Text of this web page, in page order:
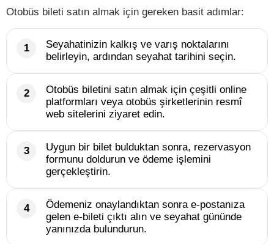
Otobüs bileti satın almak için gereken basit adımlar:
Seyahatinizin kalkış ve varış noktalarını
belirleyin, ardından seyahat tarihini seçin.
Otobüs biletini satın almak için çeşitli online
platformları veya otobüs şirketlerinin resmî
web sitelerini ziyaret edin.
Uygun bir bilet bulduktan sonra, rezervasyon
formunu doldurun ve ödeme işlemini
gerçekleştirin.
Ödemeniz onaylandıktan sonra e-postanıza
gelen e-bileti çıktı alın ve seyahat gününde
yanınızda bulundurun.